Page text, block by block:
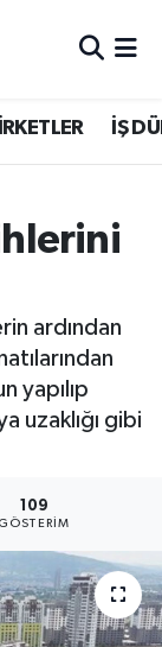
İŞ
ardından
yapılıp
uzaklığı gibi
109
GÖSTERIM